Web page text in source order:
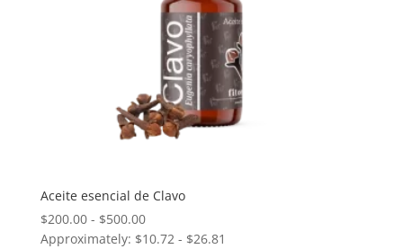
Aceite esencial de Clavo
$200.00 - $500.00Rango
de
Approximately: $10.72 - $26.81